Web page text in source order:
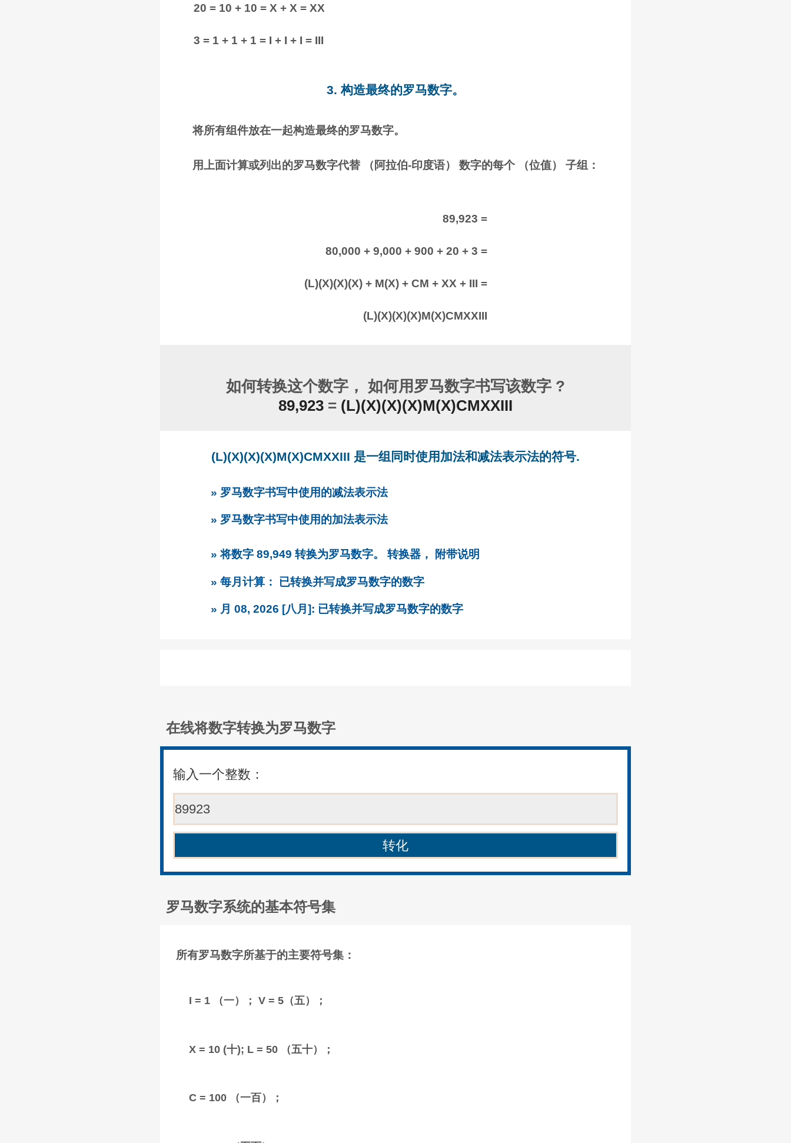
20 = 10 + 10 = X + X = XX
3 = 1 + 1 + 1 = I + I + I = III
3. 构造最终的罗马数字。
将所有组件放在一起构造最终的罗马数字。
用上面计算或列出的罗马数字代替 （阿拉伯-印度语） 数字的每个 （位值） 子组：
89,923 =
80,000 + 9,000 + 900 + 20 + 3 =
(L)(X)(X)(X) + M(X) + CM + XX + III =
(L)(X)(X)(X)M(X)CMXXIII
如何转换这个数字， 如何用罗马数字书写该数字 ?
89,923 = (L)(X)(X)(X)M(X)CMXXIII
(L)(X)(X)(X)M(X)CMXXIII 是一组同时使用加法和减法表示法的符号.
» 罗马数字书写中使用的减法表示法
» 罗马数字书写中使用的加法表示法
» 将数字 89,949 转换为罗马数字。 转换器， 附带说明
» 每月计算： 已转换并写成罗马数字的数字
» 月 08, 2026 [八月]: 已转换并写成罗马数字的数字
在线将数字转换为罗马数字
输入一个整数：
罗马数字系统的基本符号集
所有罗马数字所基于的主要符号集：
I = 1 （一）； V = 5（五）；
X = 10 (十); L = 50 （五十）；
C = 100 （一百）；